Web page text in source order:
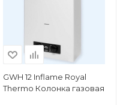
GWH 12 Inflame Royal
Thermo Колонка газовая